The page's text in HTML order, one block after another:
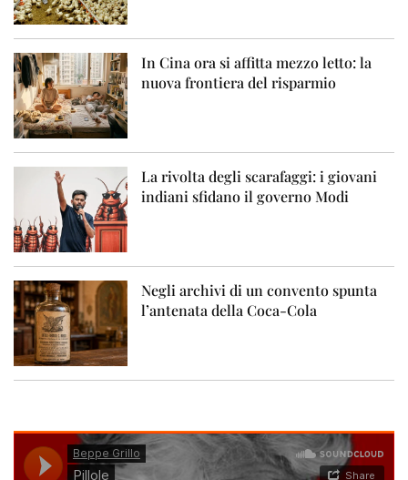
In Cina ora si affitta mezzo letto: la
nuova frontiera del risparmio
La rivolta degli scarafaggi: i giovani
indiani sfidano il governo Modi
Negli archivi di un convento spunta
l’antenata della Coca-Cola